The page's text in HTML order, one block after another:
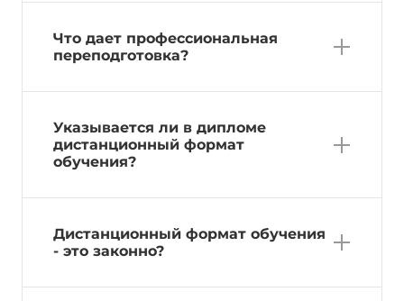
Что дает профессиональная
переподготовка?
Указывается ли в дипломе
дистанционный формат
обучения?
Дистанционный формат обучения
- это законно?